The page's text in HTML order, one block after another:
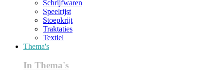
Schrijfwaren
Speelrijst
Stoepkrijt
Traktaties
Textiel
Thema's
In Thema's